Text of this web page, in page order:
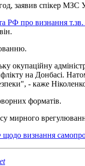
заявив спікер МЗС
РФ про визнання
на Донбасі.
- каже
форматів.
мирного
щодо визнання